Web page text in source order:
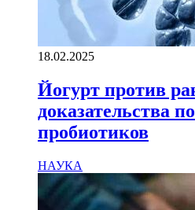
18.02.2025
Йогурт против
доказательства
пробиотиков
НАУКА